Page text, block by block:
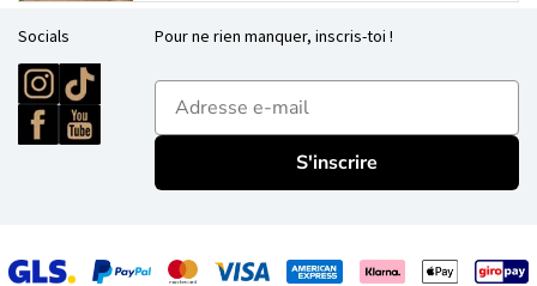
Socials Pour ne rien manquer, inscris-toi !
E-mailadres
S'inscrire